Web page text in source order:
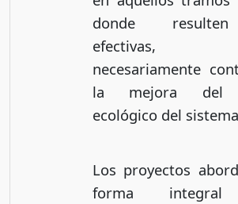
donde
efectivas,
necesariamente
la mejora del
ecológico del
Los proyectos
forma integral